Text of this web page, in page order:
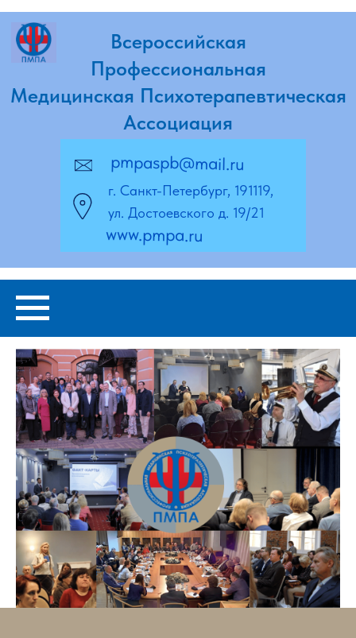
Профессиональная
Медицинская Психотерапевтическая
Ассоциация
www.pmpa.ru
pmpaspb@mail.ru
г. Санкт-Петербург, 191119,